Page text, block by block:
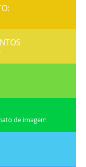
de imagem